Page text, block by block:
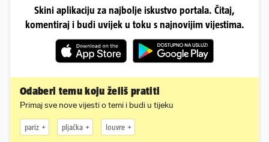
Skini aplikaciju za najbolje iskustvo portala. Čitaj,
komentiraj i budi uvijek u toku s najnovijim vijestima.
Odaberi temu koju želiš pratiti
Primaj sve nove vijesti o temi i budi u tijeku
pariz pljačka louvre